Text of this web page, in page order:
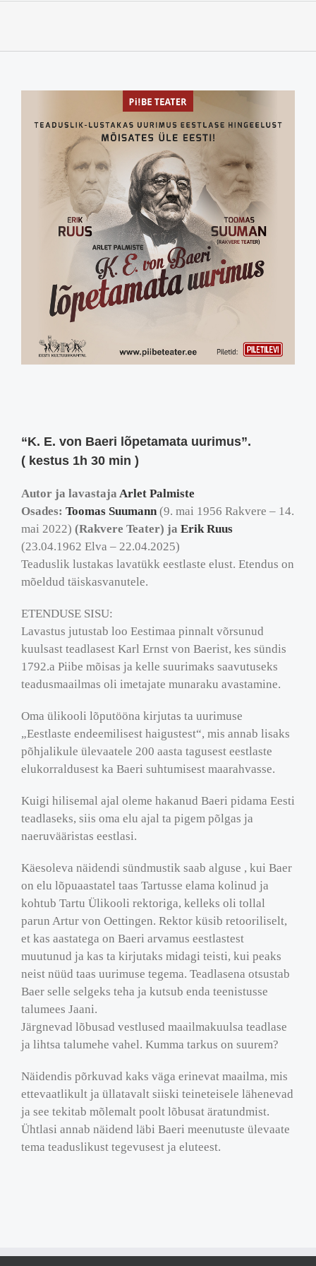
“K. E. von Baeri lõpetamata uurimus”.
( kestus 1h 30 min )
Autor ja lavastaja Arlet Palmiste
Osades: Toomas Suumann (9. mai 1956 Rakvere – 14.
mai 2022) (Rakvere Teater) ja Erik Ruus
(23.04.1962 Elva – 22.04.2025)
Teaduslik lustakas lavatükk eestlaste elust. Etendus on
mõeldud täiskasvanutele.
ETENDUSE SISU:
Lavastus jutustab loo Eestimaa pinnalt võrsunud
kuulsast teadlasest Karl Ernst von Baerist, kes sündis
1792.a Piibe mõisas ja kelle suurimaks saavutuseks
teadusmaailmas oli imetajate munaraku avastamine.
Oma ülikooli lõputööna kirjutas ta uurimuse
„Eestlaste endeemilisest haigustest“, mis annab lisaks
põhjalikule ülevaatele 200 aasta tagusest eestlaste
elukorraldusest ka Baeri suhtumisest maarahvasse.
Kuigi hilisemal ajal oleme hakanud Baeri pidama Eesti
teadlaseks, siis oma elu ajal ta pigem põlgas ja
naeruvääristas eestlasi.
Käesoleva näidendi sündmustik saab alguse , kui Baer
on elu lõpuaastatel taas Tartusse elama kolinud ja
kohtub Tartu Ülikooli rektoriga, kelleks oli tollal
parun Artur von Oettingen. Rektor küsib retooriliselt,
et kas aastatega on Baeri arvamus eestlastest
muutunud ja kas ta kirjutaks midagi teisti, kui peaks
neist nüüd taas uurimuse tegema. Teadlasena otsustab
Baer selle selgeks teha ja kutsub enda teenistusse
talumees Jaani.
Järgnevad lõbusad vestlused maailmakuulsa teadlase
ja lihtsa talumehe vahel. Kumma tarkus on suurem?
Näidendis põrkuvad kaks väga erinevat maailma, mis
ettevaatlikult ja üllatavalt siiski teineteisele lähenevad
ja see tekitab mõlemalt poolt lõbusat äratundmist.
Ühtlasi annab näidend läbi Baeri meenutuste ülevaate
tema teaduslikust tegevusest ja eluteest.